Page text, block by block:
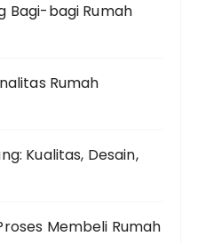
Bagi-bagi Rumah
Rumah
Kualitas, Desain,
Membeli Rumah